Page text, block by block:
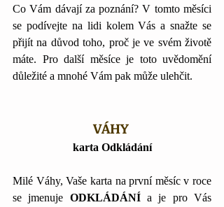
Co Vám dávají za poznání? V tomto měsíci
se podívejte na lidi kolem Vás a snažte se
přijít na důvod toho, proč je ve svém životě
máte. Pro další měsíce je toto uvědomění
důležité a mnohé Vám pak může ulehčit.
VÁHY
karta Odkládání
Milé Váhy, Vaše karta na první měsíc v roce
se jmenuje ODKLÁDÁNÍ a je pro Vás